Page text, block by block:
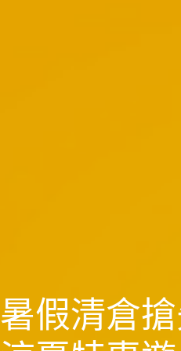
暑假清倉